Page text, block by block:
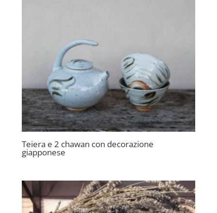
Teiera e 2 chawan con decorazione
giapponese